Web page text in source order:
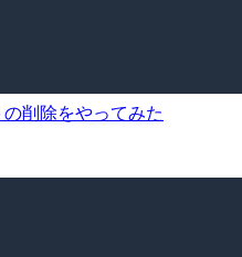
削除をやってみた